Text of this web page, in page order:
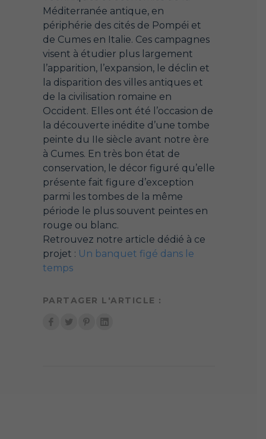
Méditerranée antique, en
périphérie des cités de Pompéi et
de Cumes en Italie. Ces campagnes
visent à étudier plus largement
l’apparition, l’expansion, le déclin et
la disparition des villes antiques et
de la civilisation romaine en
Occident. Elles ont été l’occasion de
la découverte inédite d’une tombe
peinte du IIe siècle avant notre ère
à Cumes. En très bon état de
conservation, le décor figuré qu’elle
présente fait figure d’exception
parmi les tombes de la même
période le plus souvent peintes en
rouge ou blanc.
Retrouvez notre article dédié à ce
projet : Un banquet figé dans le
temps
PARTAGER L'ARTICLE :